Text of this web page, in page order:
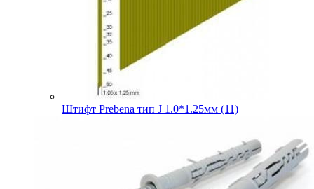
Штифт Prebena тип J 1.0*1.25мм (11)